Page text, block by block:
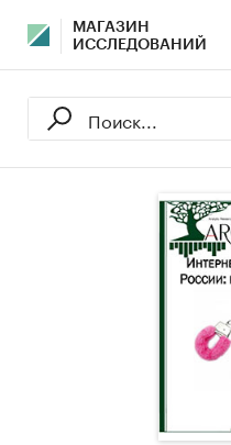
МАГАЗИН
ИССЛЕДОВАНИЙ